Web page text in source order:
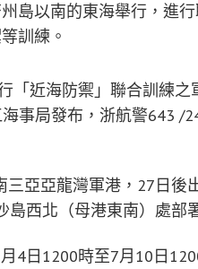
島以南的東海舉行，進
訓練。
近海防禦」聯合訓練之
事局發布，浙航警643 /
亞亞龍灣軍港，27日後
西北（母港東南）處部
4日1200時至7月10日